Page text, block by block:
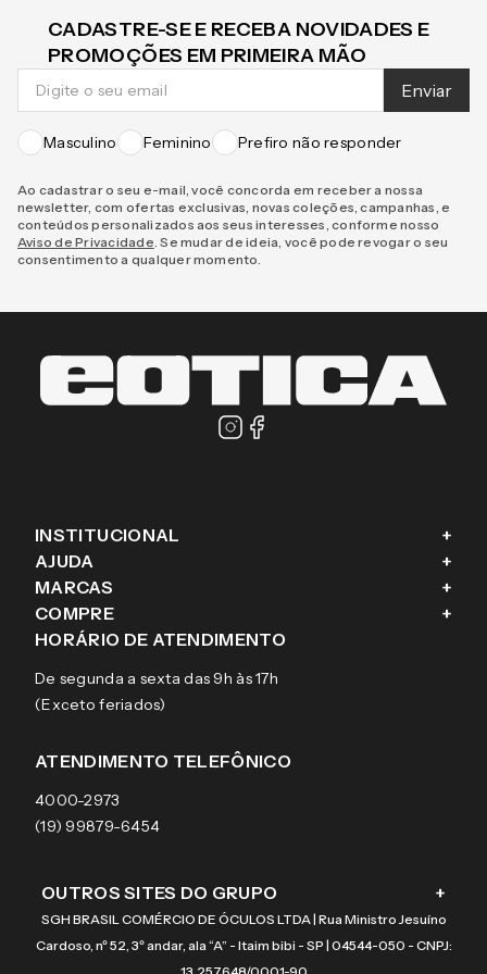
CADASTRE-SE E RECEBA NOVIDADES E
PROMOÇÕES EM PRIMEIRA MÃO
Enviar
Masculino Feminino Prefiro não responder
Ao cadastrar o seu e-mail, você concorda em receber a nossa
newsletter, com ofertas exclusivas, novas coleções, campanhas, e
conteúdos personalizados aos seus interesses, conforme nosso
Aviso de Privacidade . Se mudar de ideia, você pode revogar o seu
consentimento a qualquer momento.
INSTITUCIONAL +
Sobre a eÓtica
Aviso de privacidade
Termos e condições de uso
AJUDA +
Trocas e Devoluções
Pagamentos
Garantias
MARCAS +
Ray-Ban
Tecnol
Arnette
Burberry
COMPRE +
Óculos de sol
Lentes de contato
HORÁRIO DE ATENDIMENTO
De segunda a sexta das 9h às 17h
(Exceto feriados)
ATENDIMENTO TELEFÔNICO
4000-2973
(19) 99879-6454
OUTROS SITES DO GRUPO +
SGH BRASIL COMÉRCIO DE ÓCULOS LTDA | Rua Ministro Jesuíno
Cardoso, nº 52, 3º andar, ala “A” - Itaim bibi - SP | 04544-050 - CNPJ: